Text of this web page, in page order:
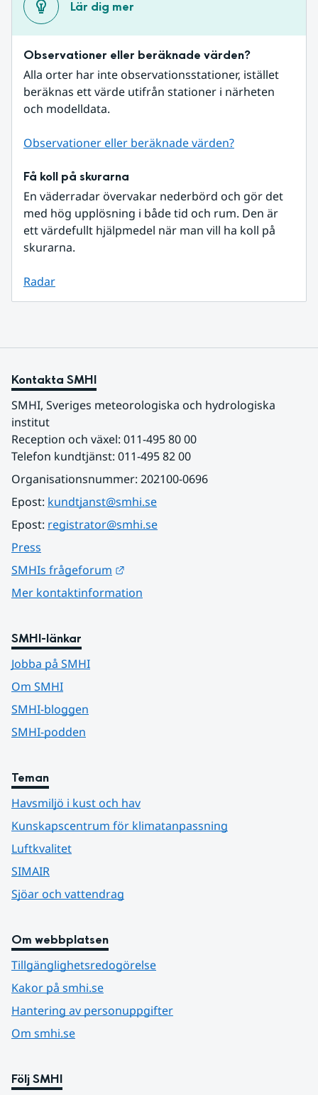
Lär dig mer
Observationer eller beräknade värden?
Alla orter har inte observationsstationer, istället
beräknas ett värde utifrån stationer i närheten
och modelldata.
Observationer eller beräknade värden?
Få koll på skurarna
En väderradar övervakar nederbörd och gör det
med hög upplösning i både tid och rum. Den är
ett värdefullt hjälpmedel när man vill ha koll på
skurarna.
Radar
Kontakta SMHI
SMHI, Sveriges meteorologiska och hydrologiska
institut
Reception och växel: 011-495 80 00
Telefon kundtjänst: 011-495 82 00
Organisationsnummer: 202100-0696
Epost: kundtjanst@smhi.se
Epost: registrator@smhi.se
Press
SMHIs frågeforum
Mer kontaktinformation
SMHI-länkar
Jobba på SMHI
Om SMHI
SMHI-bloggen
SMHI-podden
Teman
Havsmiljö i kust och hav
Kunskapscentrum för klimatanpassning
Luftkvalitet
SIMAIR
Sjöar och vattendrag
Om webbplatsen
Tillgänglighetsredogörelse
Kakor på smhi.se
Hantering av personuppgifter
Om smhi.se
Följ SMHI